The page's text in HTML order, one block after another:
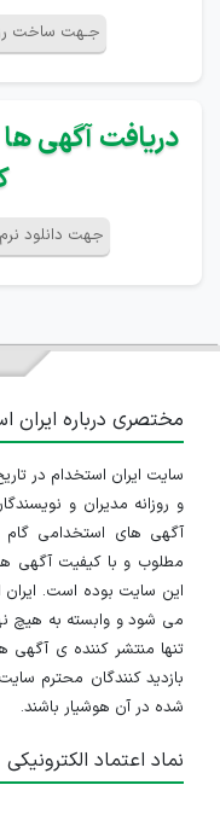
جـهت ساخت
دریافت آگهی ها
جهت دانلود نرم
مختصری درباره ایران
و روزانه مدیران و
آگهی های استخدامی گام
مطلوب و با کیفیت آگهی
این سایت بوده است.
می شود و وابسته به هیچ
تنها منتشر کننده ی آگهی
بازدید کنندگان محترم
شده در آن هوشیار باشند.
نماد اعتماد الکترونیکی